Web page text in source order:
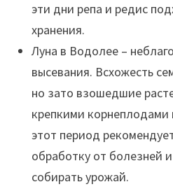
эти дни репа и редис
хранения.
Луна в Водолее –
высевания. Всхожесть
но зато взошедшие
крепкими
этот период
обработку от болезней
собирать урожай.